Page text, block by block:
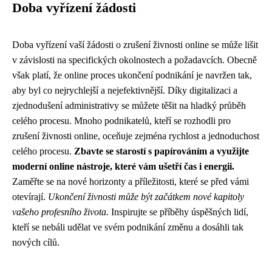
Doba vyřízení žádosti
Doba vyřízení vaší žádosti o zrušení živnosti online se může lišit
v závislosti na specifických okolnostech a požadavcích. Obecně
však platí, že online proces ukončení podnikání je navržen tak,
aby byl co nejrychlejší a nejefektivnější. Díky digitalizaci a
zjednodušení administrativy se můžete těšit na hladký průběh
celého procesu. Mnoho podnikatelů, kteří se rozhodli pro
zrušení živnosti online, oceňuje zejména rychlost a jednoduchost
celého procesu. Zbavte se starostí s papírováním a využijte
moderní online nástroje, které vám ušetří čas i energii.
Zaměřte se na nové horizonty a příležitosti, které se před vámi
otevírají. Ukončení živnosti může být začátkem nové kapitoly
vašeho profesního života. Inspirujte se příběhy úspěšných lidí,
kteří se nebáli udělat ve svém podnikání změnu a dosáhli tak
nových cílů.